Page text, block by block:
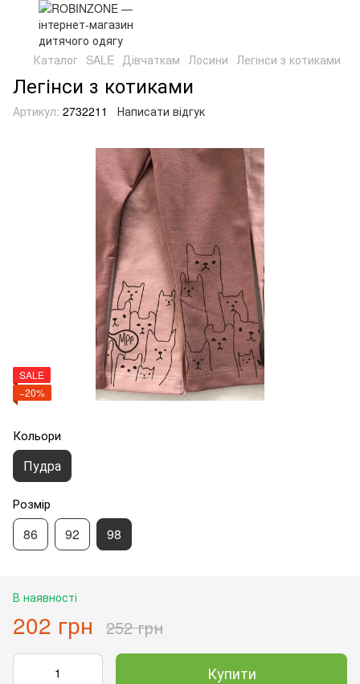
Каталог SALE Дівчаткам Лосини Легінси з котиками
Легінси з котиками
Артикул: 2732211 Написати відгук
SALE
−20%
Кольори
Пудра
Розмір
86 92 98
В наявності
202 грн 252 грн
Купити